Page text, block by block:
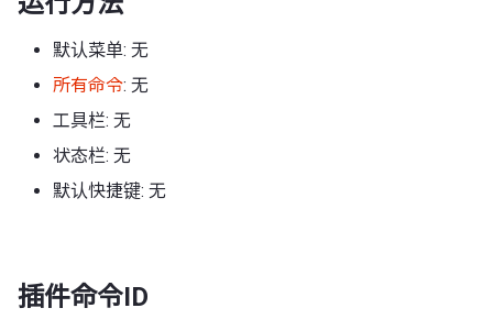
默认菜单: 无
所有命令: 无
工具栏: 无
状态栏: 无
默认快捷键: 无
插件命令ID